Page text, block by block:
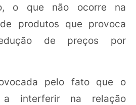
o que não ocorre na
produtos que provoca
de preços por
pelo fato que o
a interferir na relação